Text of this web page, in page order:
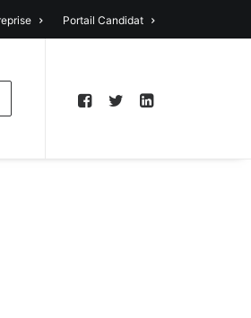
Portail Candidat